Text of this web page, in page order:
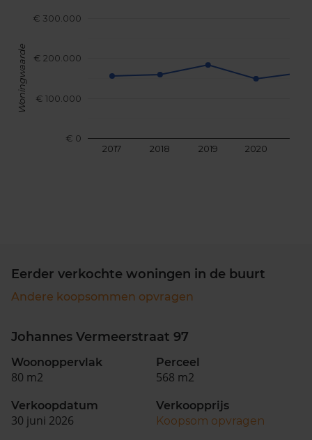
2017 2018 2019 2020
€ 0
€ 100.000
€ 200.000
€ 300.000
Woningwaarde
Eerder verkochte woningen in de buurt
Andere koopsommen opvragen
Johannes Vermeerstraat 97
Woonoppervlak
80 m2
Perceel
568 m2
Verkoopdatum
30 juni 2026
Verkoopprijs
Koopsom opvragen